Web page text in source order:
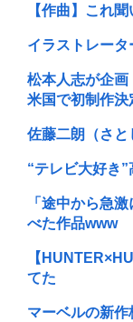
【作曲】これ
イラストレー
松本人志が企
米国で初制作
佐藤二朗（さ
“テレビ大好き
「途中から急
べた作品www
【
てた
マーベルの新